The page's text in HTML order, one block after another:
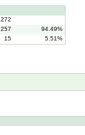
272
257
94.49%
15 5.51%